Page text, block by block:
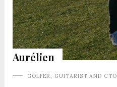
Aurélien
GOLFER, GUITARIST AND CTO